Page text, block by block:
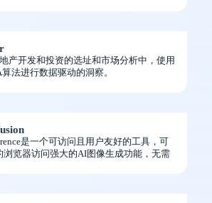
产开发和投资的选址和市场分析中，使用
法进行数据驱动的洞察。
是一个可访问且用户友好的工具，可
浏览器访问强大的AI图像生成功能，无需